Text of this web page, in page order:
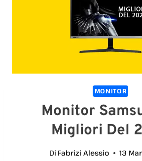
MONITOR
Monitor
Migliori Del
Di Fabrizi Alessio 13